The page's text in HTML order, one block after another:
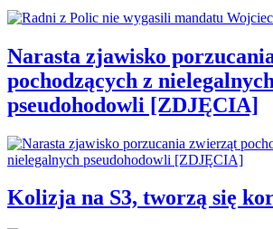
Narasta zjawisko
pochodzących z nielegalnych
pseudohodowli [ZDJĘCIA]
Kolizja na S3, tworzą się